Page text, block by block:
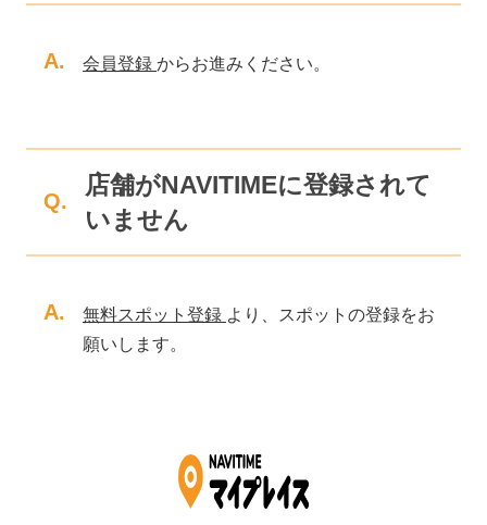
A. 会員登録 からお進みください。
Q.
店舗がNAVITIMEに登録されて
いません
A. 無料スポット登録 より、スポットの登録をお
願いします。